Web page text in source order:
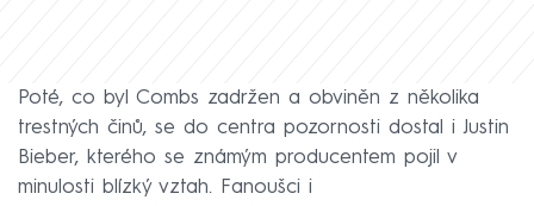
Poté, co byl Combs zadržen a obviněn z několika
trestných činů, se do centra pozornosti dostal i Justin
Bieber, kterého se známým producentem pojil v
minulosti blízký vztah. Fanoušci i